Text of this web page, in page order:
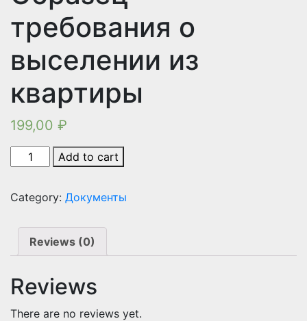
требования о
выселении из
квартиры
199,00 ₽
Образец
требования
выселении
квартиры
quantity
Add to cart
Category: Документы
Reviews (0)
Reviews
There are no reviews yet.